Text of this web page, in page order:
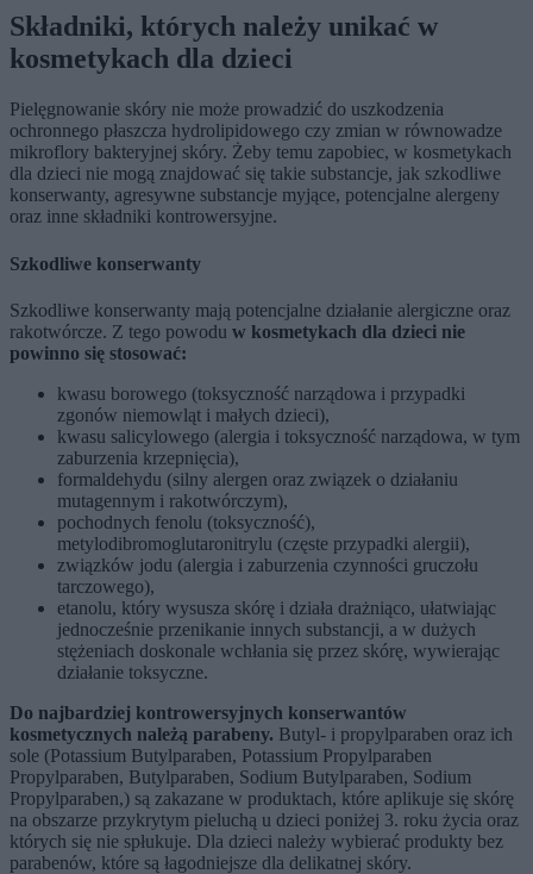
Składniki, których należy unikać w
kosmetykach dla dzieci
Pielęgnowanie skóry nie może prowadzić do uszkodzenia
ochronnego płaszcza hydrolipidowego czy zmian w równowadze
mikroflory bakteryjnej skóry. Żeby temu zapobiec, w kosmetykach
dla dzieci nie mogą znajdować się takie substancje, jak szkodliwe
konserwanty, agresywne substancje myjące, potencjalne alergeny
oraz inne składniki kontrowersyjne.
Szkodliwe konserwanty
Szkodliwe konserwanty mają potencjalne działanie alergiczne oraz
rakotwórcze. Z tego powodu w kosmetykach dla dzieci nie
powinno się stosować:
kwasu borowego (toksyczność narządowa i przypadki
zgonów niemowląt i małych dzieci),
kwasu salicylowego (alergia i toksyczność narządowa, w tym
zaburzenia krzepnięcia),
formaldehydu (silny alergen oraz związek o działaniu
mutagennym i rakotwórczym),
pochodnych fenolu (toksyczność),
metylodibromoglutaronitrylu (częste przypadki alergii),
związków jodu (alergia i zaburzenia czynności gruczołu
tarczowego),
etanolu, który wysusza skórę i działa drażniąco, ułatwiając
jednocześnie przenikanie innych substancji, a w dużych
stężeniach doskonale wchłania się przez skórę, wywierając
działanie toksyczne.
Do najbardziej kontrowersyjnych konserwantów
kosmetycznych należą parabeny. Butyl- i propylparaben oraz ich
sole (Potassium Butylparaben, Potassium Propylparaben
Propylparaben, Butylparaben, Sodium Butylparaben, Sodium
Propylparaben,) są zakazane w produktach, które aplikuje się skórę
na obszarze przykrytym pieluchą u dzieci poniżej 3. roku życia oraz
których się nie spłukuje. Dla dzieci należy wybierać produkty bez
parabenów, które są łagodniejsze dla delikatnej skóry.